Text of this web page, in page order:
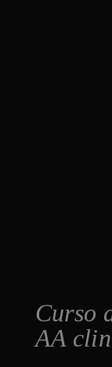
Curso
AA